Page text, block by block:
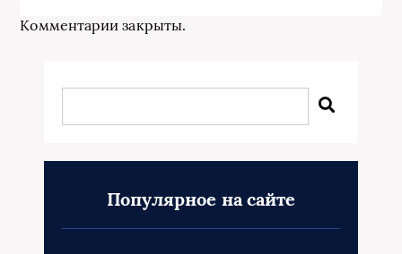
Комментарии закрыты.
Популярное на сайте